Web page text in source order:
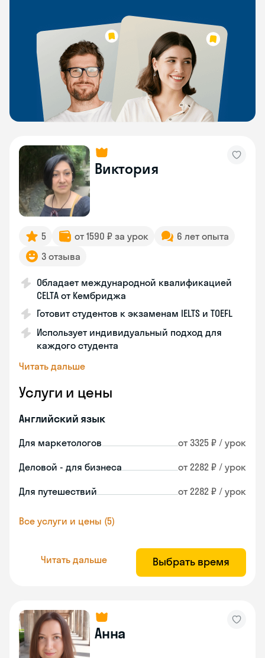
Виктория
5 от 1590 ₽ за урок
6 лет опыта
3 отзыва
Обладает международной квалификацией
CELTA от Кембриджа
Готовит студентов к экзаменам IELTS и TOEFL
Использует индивидуальный подход для
каждого студента
Читать дальше
Услуги и цены
Английский язык
Для маркетологов от 3325 ₽ / урок
Деловой - для бизнеса от 2282 ₽ / урок
Для путешествий от 2282 ₽ / урок
Все услуги и цены (5)
Читать дальше Выбрать время
Анна